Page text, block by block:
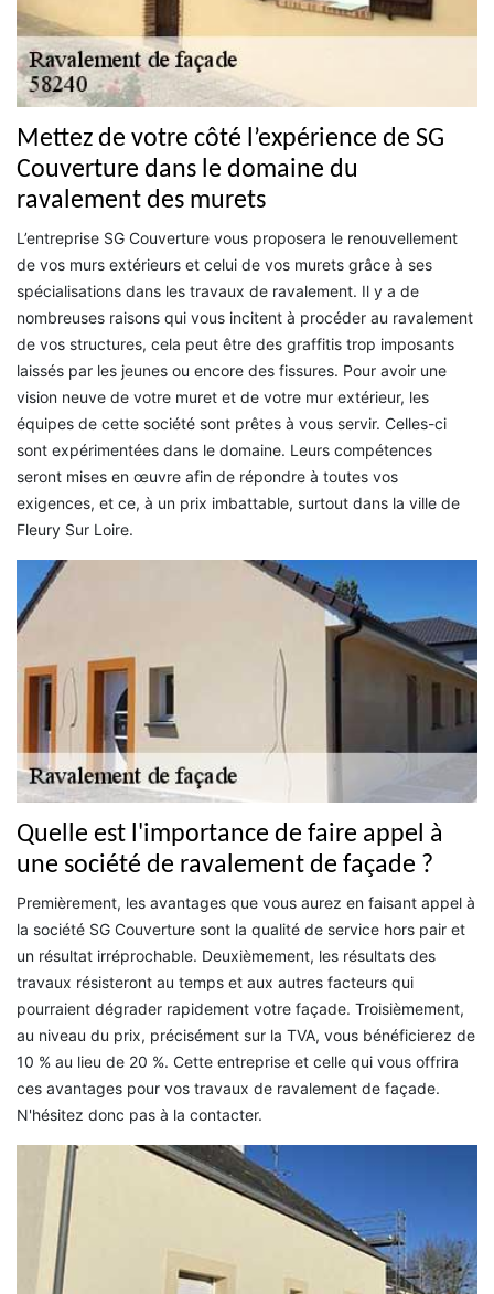
Mettez de votre côté l’expérience de SG
Couverture dans le domaine du
ravalement des murets
L’entreprise SG Couverture vous proposera le renouvellement
de vos murs extérieurs et celui de vos murets grâce à ses
spécialisations dans les travaux de ravalement. Il y a de
nombreuses raisons qui vous incitent à procéder au ravalement
de vos structures, cela peut être des graffitis trop imposants
laissés par les jeunes ou encore des fissures. Pour avoir une
vision neuve de votre muret et de votre mur extérieur, les
équipes de cette société sont prêtes à vous servir. Celles-ci
sont expérimentées dans le domaine. Leurs compétences
seront mises en œuvre afin de répondre à toutes vos
exigences, et ce, à un prix imbattable, surtout dans la ville de
Fleury Sur Loire.
Quelle est l'importance de faire appel à
une société de ravalement de façade ?
Premièrement, les avantages que vous aurez en faisant appel à
la société SG Couverture sont la qualité de service hors pair et
un résultat irréprochable. Deuxièmement, les résultats des
travaux résisteront au temps et aux autres facteurs qui
pourraient dégrader rapidement votre façade. Troisièmement,
au niveau du prix, précisément sur la TVA, vous bénéficierez de
10 % au lieu de 20 %. Cette entreprise et celle qui vous offrira
ces avantages pour vos travaux de ravalement de façade.
N'hésitez donc pas à la contacter.